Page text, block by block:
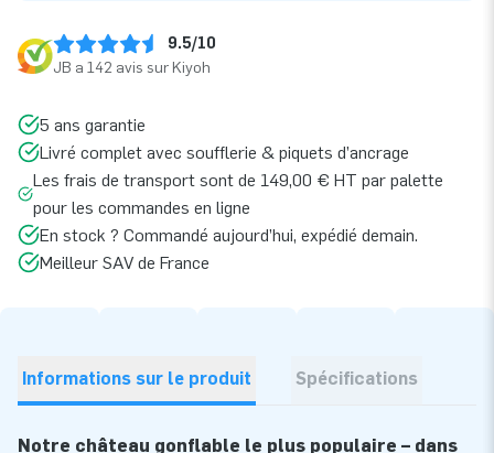
9.5/10
JB a 142 avis sur Kiyoh
5 ans garantie
Livré complet avec soufflerie & piquets d’ancrage
Les frais de transport sont de 149,00 € HT par palette
pour les commandes en ligne
En stock ? Commandé aujourd’hui, expédié demain.
Meilleur SAV de France
Informations sur le produit Spécifications
Notre château gonflable le plus populaire – dans